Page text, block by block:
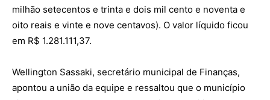
milhão setecentos e trinta e dois mil cento e noventa e
oito reais e vinte e nove centavos). O valor líquido ficou
em R$ 1.281.111,37.
Wellington Sassaki, secretário municipal de Finanças,
apontou a união da equipe e ressaltou que o município